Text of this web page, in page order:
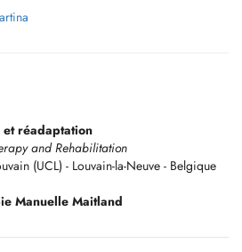
réadaptation
and Rehabilitation
(UCL) - Louvain-la-Neuve - Belgique
Manuelle Maitland
Maitland
Association (IMTA) - Bruxelle - Belgique